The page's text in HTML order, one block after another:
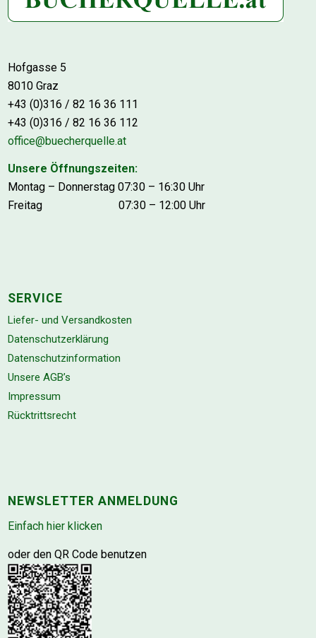
Hofgasse 5
8010 Graz
+43 (0)316 / 82 16 36 111
+43 (0)316 / 82 16 36 112
office@buecherquelle.at
Unsere Öffnungszeiten:
Montag – Donnerstag 07:30 – 16:30 Uhr
Freitag 07:30 – 12:00 Uhr
SERVICE
Liefer- und Versandkosten
Datenschutzerklärung
Datenschutzinformation
Unsere AGB’s
Impressum
Rücktrittsrecht
NEWSLETTER ANMELDUNG
Einfach hier klicken
oder den QR Code benutzen